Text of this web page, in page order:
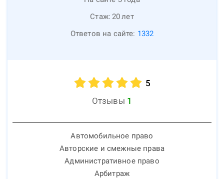
Стаж: 20лет
Ответов на сайте: 1332
5
Отзывы 1
Автомобильное право
Авторские и смежные права
Административное право
Арбитраж